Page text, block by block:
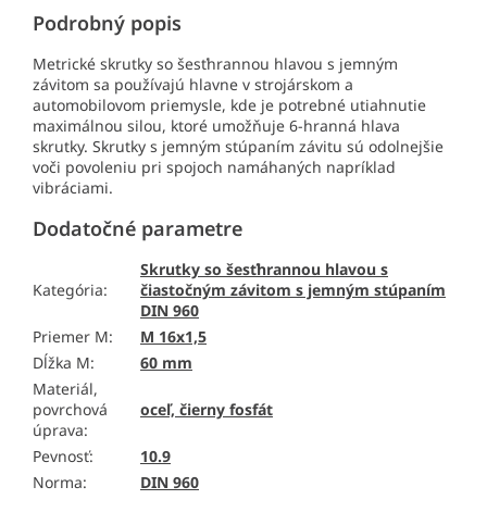
Podrobný popis
Metrické skrutky so šesťhrannou hlavou s jemným
závitom sa používajú hlavne v strojárskom a
automobilovom priemysle, kde je potrebné utiahnutie
maximálnou silou, ktoré umožňuje 6-hranná hlava
skrutky. Skrutky s jemným stúpaním závitu sú odolnejšie
voči povoleniu pri spojoch namáhaných napríklad
vibráciami.
Dodatočné parametre
Kategória:
Skrutky so šesťhrannou hlavou s
čiastočným závitom s jemným stúpaním
DIN 960
Priemer M:
M 16x1,5
Dĺžka M:
60 mm
Materiál,
povrchová
úprava:
oceľ, čierny fosfát
Pevnosť:
10.9
Norma: DIN 960